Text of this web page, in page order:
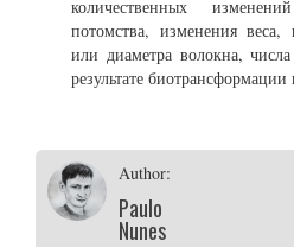
количественных
потомства, изменения
или диаметра волокна,
результате
Author:
Paulo
Nunes